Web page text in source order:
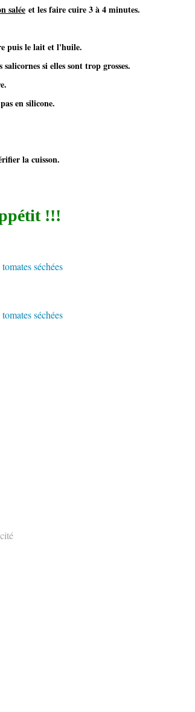
salée et les faire cuire 3 à 4 minutes.
puis le lait et l'huile.
si elles sont trop grosses.
en silicone.
la cuisson.
!!!